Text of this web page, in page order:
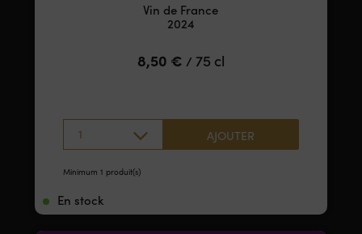
Vin de France
2024
8,50 € / 75 cl
1 AJOUTER
Minimum 1 produit(s)
En stock